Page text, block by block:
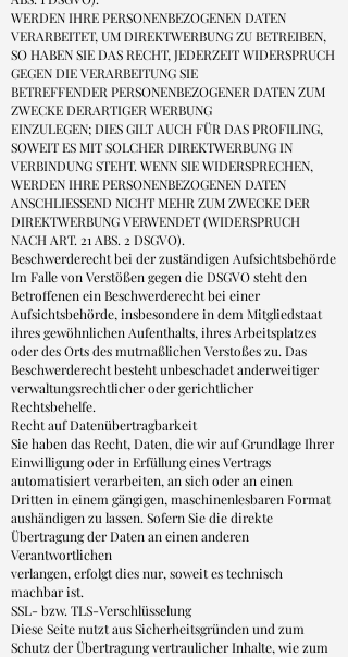
WERDEN IHRE PERSONENBEZOGENEN DATEN
VERARBEITET, UM DIREKTWERBUNG ZU BETREIBEN,
SO HABEN SIE DAS RECHT, JEDERZEIT WIDERSPRUCH
GEGEN DIE VERARBEITUNG SIE
BETREFFENDER PERSONENBEZOGENER DATEN ZUM
ZWECKE DERARTIGER WERBUNG
EINZULEGEN; DIES GILT AUCH FÜR DAS PROFILING,
SOWEIT ES MIT SOLCHER DIREKTWERBUNG IN
VERBINDUNG STEHT. WENN SIE WIDERSPRECHEN,
WERDEN IHRE PERSONENBEZOGENEN DATEN
ANSCHLIESSEND NICHT MEHR ZUM ZWECKE DER
DIREKTWERBUNG VERWENDET (WIDERSPRUCH
NACH ART. 21 ABS. 2 DSGVO).
Beschwerderecht bei der zuständigen Aufsichtsbehörde
Im Falle von Verstößen gegen die DSGVO steht den
Betroffenen ein Beschwerderecht bei einer
Aufsichtsbehörde, insbesondere in dem Mitgliedstaat
ihres gewöhnlichen Aufenthalts, ihres Arbeitsplatzes
oder des Orts des mutmaßlichen Verstoßes zu. Das
Beschwerderecht besteht unbeschadet anderweitiger
verwaltungsrechtlicher oder gerichtlicher
Rechtsbehelfe.
Recht auf Datenübertragbarkeit
Sie haben das Recht, Daten, die wir auf Grundlage Ihrer
Einwilligung oder in Erfüllung eines Vertrags
automatisiert verarbeiten, an sich oder an einen
Dritten in einem gängigen, maschinenlesbaren Format
aushändigen zu lassen. Sofern Sie die direkte
Übertragung der Daten an einen anderen
Verantwortlichen
verlangen, erfolgt dies nur, soweit es technisch
machbar ist.
SSL- bzw. TLS-Verschlüsselung
Diese Seite nutzt aus Sicherheitsgründen und zum
Schutz der Übertragung vertraulicher Inhalte, wie zum